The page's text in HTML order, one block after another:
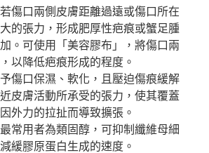
傷口兩側皮膚距離過遠或傷口所在
的張力，形成肥厚性疤痕或蟹足腫
。可使用「美容膠布」，將傷口兩
以降低疤痕形成的程度。
傷口保濕、軟化，且壓迫傷痕緩解
皮膚活動所承受的張力，使其覆蓋
外力的拉扯而導致擴張。
常用者為類固醇，可抑制纖維母細
緩膠原蛋白生成的速度。